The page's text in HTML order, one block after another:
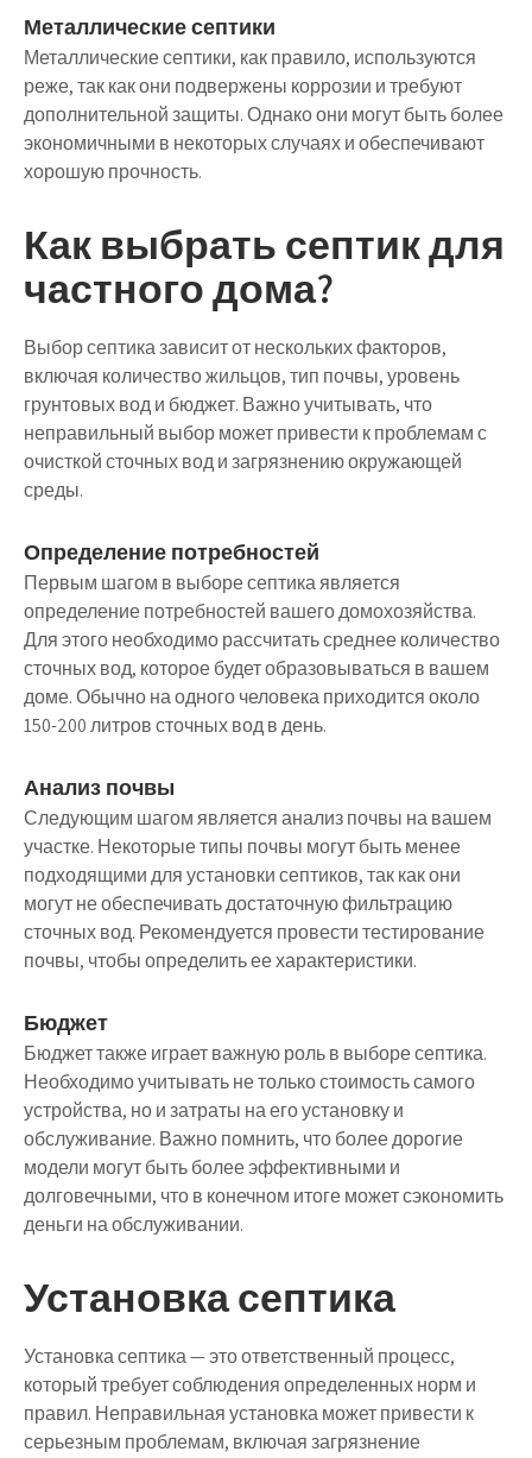
Металлические септики
Металлические септики, как правило, используются
реже, так как они подвержены коррозии и требуют
дополнительной защиты. Однако они могут быть более
экономичными в некоторых случаях и обеспечивают
хорошую прочность.
Как выбрать септик для
частного дома?
Выбор септика зависит от нескольких факторов,
включая количество жильцов, тип почвы, уровень
грунтовых вод и бюджет. Важно учитывать, что
неправильный выбор может привести к проблемам с
очисткой сточных вод и загрязнению окружающей
среды.
Определение потребностей
Первым шагом в выборе септика является
определение потребностей вашего домохозяйства.
Для этого необходимо рассчитать среднее количество
сточных вод, которое будет образовываться в вашем
доме. Обычно на одного человека приходится около
150-200 литров сточных вод в день.
Анализ почвы
Следующим шагом является анализ почвы на вашем
участке. Некоторые типы почвы могут быть менее
подходящими для установки септиков, так как они
могут не обеспечивать достаточную фильтрацию
сточных вод. Рекомендуется провести тестирование
почвы, чтобы определить ее характеристики.
Бюджет
Бюджет также играет важную роль в выборе септика.
Необходимо учитывать не только стоимость самого
устройства, но и затраты на его установку и
обслуживание. Важно помнить, что более дорогие
модели могут быть более эффективными и
долговечными, что в конечном итоге может сэкономить
деньги на обслуживании.
Установка септика
Установка септика — это ответственный процесс,
который требует соблюдения определенных норм и
правил. Неправильная установка может привести к
серьезным проблемам, включая загрязнение